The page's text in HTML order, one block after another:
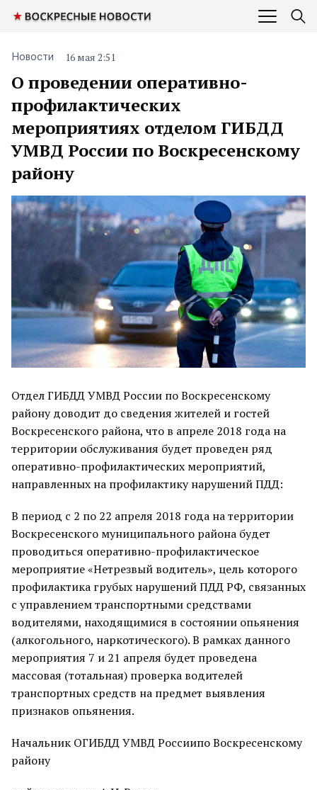
О проведении оперативно-
профилактических
мероприятиях отделом ГИБДД
УМВД России по Воскресенскому
району
Новости 16 мая 2:51
Отдел ГИБДД УМВД России по Воскресенскому
району доводит до сведения жителей и гостей
Воскресенского района, что в апреле 2018 года на
территории обслуживания будет проведен ряд
оперативно-профилактических мероприятий,
направленных на профилактику нарушений ПДД:
В период с 2 по 22 апреля 2018 года на территории
Воскресенского муниципального района будет
проводиться оперативно-профилактическое
мероприятие «Нетрезвый водитель», цель которого
профилактика грубых нарушений ПДД РФ, связанных
с управлением транспортными средствами
водителями, находящимися в состоянии опьянения
(алкогольного, наркотического). В рамках данного
мероприятия 7 и 21 апреля будет проведена
массовая (тотальная) проверка водителей
транспортных средств на предмет выявления
признаков опьянения.
Начальник ОГИБДД УМВД Россиипо Воскресенскому
району